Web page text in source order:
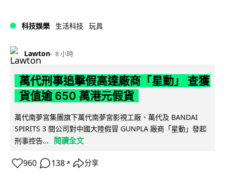
科技娛樂 生活科技 玩具
Lawton 8 小時
萬代刑事追擊假高達廠商「星動」 查獲
貨值逾 650 萬港元假貨
萬代南夢宮集團旗下萬代南夢宮影視工廠、萬代及 BANDAI
SPIRITS 3 間公司對中國大陸假冒 GUNPLA 廠商「星動」發起
刑事控告...
閱讀全文
960 138 ↗ 分享